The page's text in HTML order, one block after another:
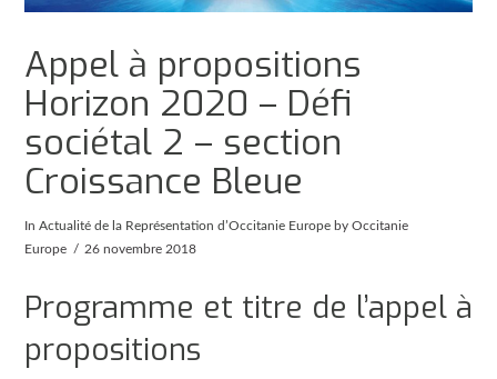
Appel à propositions
Horizon 2020 – Défi
sociétal 2 – section
Croissance Bleue
InActualité de la Représentation d’Occitanie Europe by Occitanie
Europe
26 novembre 2018
Programme et titre de l’appel à
propositions